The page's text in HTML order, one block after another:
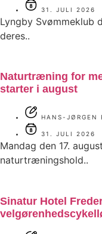
31. JULI 2026
Lyngby Svømmeklub
deres..
Naturtræning for
starter i august
HANS-JØRGEN
31. JULI 2026
Mandag den 17.
naturtræningshold..
Sinatur Hotel